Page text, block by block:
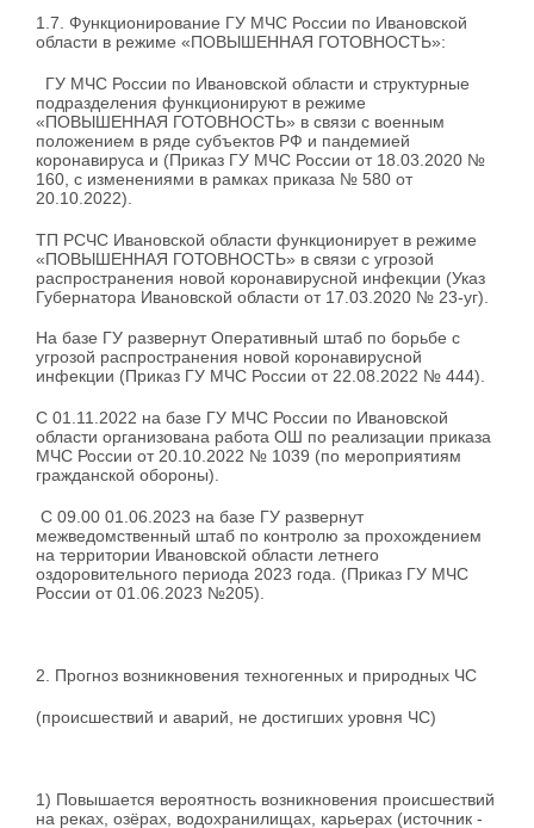
1.7. Функционирование ГУ МЧС России по Ивановской
области в режиме «ПОВЫШЕННАЯ ГОТОВНОСТЬ»:
ГУ МЧС России по Ивановской области и структурные
подразделения функционируют в режиме
«ПОВЫШЕННАЯ ГОТОВНОСТЬ» в связи с военным
положением в ряде субъектов РФ и пандемией
коронавируса и (Приказ ГУ МЧС России от 18.03.2020 №
160, с изменениями в рамках приказа № 580 от
20.10.2022).
ТП РСЧС Ивановской области функционирует в режиме
«ПОВЫШЕННАЯ ГОТОВНОСТЬ» в связи с угрозой
распространения новой коронавирусной инфекции (Указ
Губернатора Ивановской области от 17.03.2020 № 23-уг).
На базе ГУ развернут Оперативный штаб по борьбе с
угрозой распространения новой коронавирусной
инфекции (Приказ ГУ МЧС России от 22.08.2022 № 444).
C 01.11.2022 на базе ГУ МЧС России по Ивановской
области организована работа ОШ по реализации приказа
МЧС России от 20.10.2022 № 1039 (по мероприятиям
гражданской обороны).
С 09.00 01.06.2023 на базе ГУ развернут
межведомственный штаб по контролю за прохождением
на территории Ивановской области летнего
оздоровительного периода 2023 года. (Приказ ГУ МЧС
России от 01.06.2023 №205).
2. Прогноз возникновения техногенных и природных ЧС
(происшествий и аварий, не достигших уровня ЧС)
1) Повышается вероятность возникновения происшествий
на реках, озёрах, водохранилищах, карьерах (источник -